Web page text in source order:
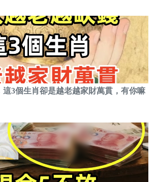
這3個生肖卻是越老越家財萬貫，有你嘛